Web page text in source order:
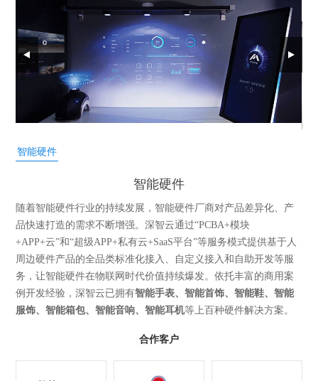
智能硬件
智能硬件
随着智能硬件行业的持续发展，智能硬件厂商对产品差异化、产
品快速打造的需求不断增强。深智云通过“PCBA+模块
+APP+云”和“超级APP+私有云+SaaS平台”等服务模式提供基于人
周边硬件产品的全品类标准化接入、自定义接入和自助开发等服
务，让智能硬件在物联网时代价值持续爆发。依托丰富的商用案
例开发经验，深智云已拥有智能手表、智能首饰、智能鞋、智能
服饰、智能箱包、智能音响、智能耳机等上百种硬件解决方案。
合作客户